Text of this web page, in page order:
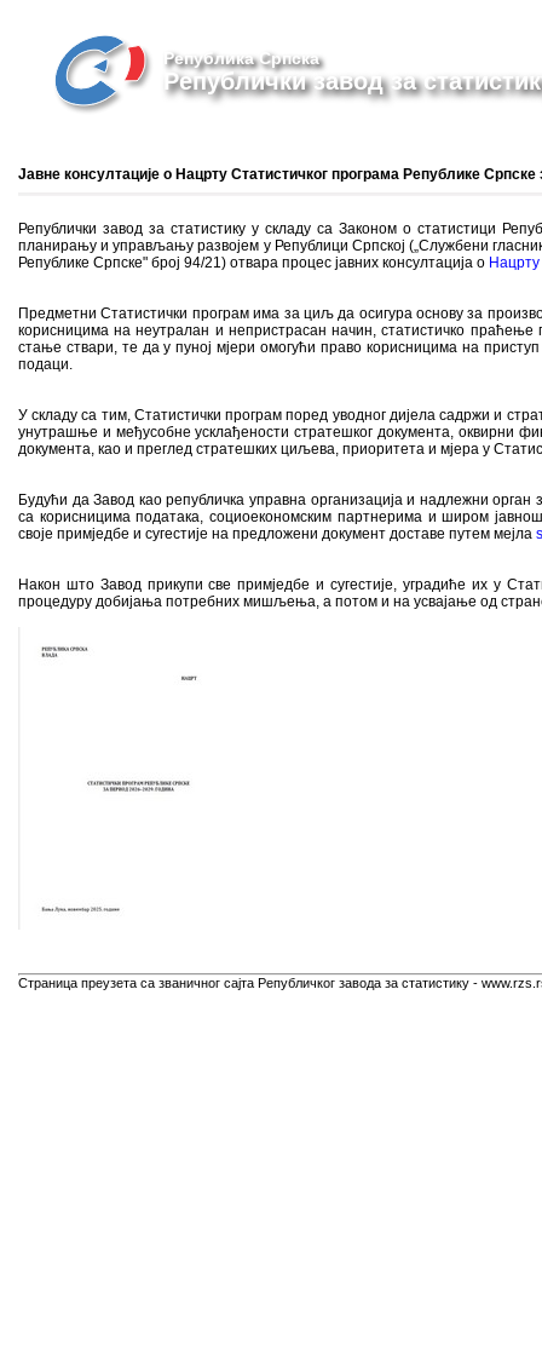
Република Српска
Републички завод за
Јавне консултације о Нацрту Статистичког програма Републике
Републички завод за статистику у складу са Законом о статистици
планирању и управљању развојем у Републици Српској („Службени
Републике Српске" број 94/21) отвара процес јавних консултација о
Предметни Статистички програм има за циљ да осигура основу за
корисницима на неутралан и непристрасан начин, статистичко праћење
стање ствари, те да у пуној мјери омогући право корисницима на
подаци.
У складу са тим, Статистички програм поред уводног дијела садржи и
унутрашње и међусобне усклађености стратешког документа, оквирни
документа, као и преглед стратешких циљева, приоритета и мјера у
Будући да Завод као републичка управна организација и надлежни
са корисницима података, социоекономским партнерима и широм
своје примједбе и сугестије на предложени документ доставе путем мејла
Након што Завод прикупи све примједбе и сугестије, уградиће их у
процедуру добијања потребних мишљења, а потом и на усвајање од
Страница преузета са званичног сајта Републичког завода за статистику -